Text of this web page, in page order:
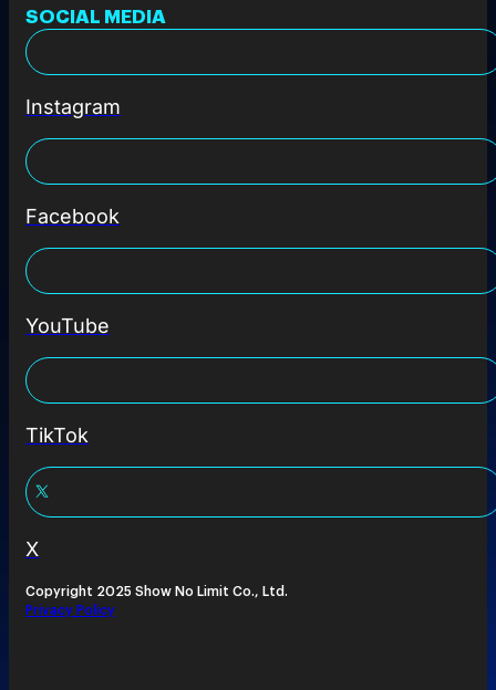
SOCIAL MEDIA
Instagram
Facebook
YouTube
TikTok
X
Copyright 2025 Show No Limit Co., Ltd.
Privacy Policy